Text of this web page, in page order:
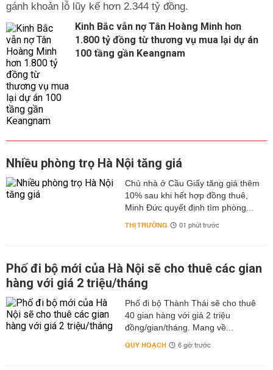
gánh khoản lỗ lũy kế hơn 2.344 tỷ đồng.
Kinh Bắc vẫn nợ Tân Hoàng Minh hơn
1.800 tỷ đồng từ thương vụ mua lại dự án
100 tầng gần Keangnam
Nhiều phòng trọ Hà Nội tăng giá
Chủ nhà ở Cầu Giấy tăng giá thêm
10% sau khi hết hợp đồng thuê,
Minh Đức quyết định tìm phòng...
THỊ TRƯỜNG 01 phút trước
Phố đi bộ mới của Hà Nội sẽ cho thuê các gian
hàng với giá 2 triệu/tháng
Phố đi bộ Thành Thái sẽ cho thuê
40 gian hàng với giá 2 triệu
đồng/gian/tháng. Mang về...
QUY HOẠCH 6 giờ trước